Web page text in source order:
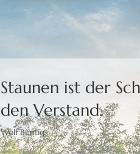
Staunen ist der
den Verstand.
Wolf Büntig